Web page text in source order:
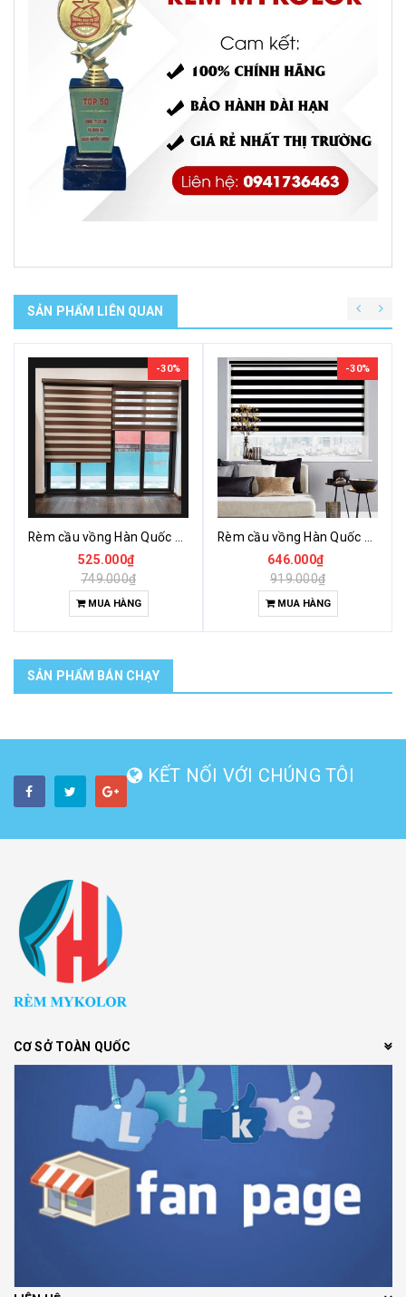
SẢN PHẨM LIÊN QUAN
-30%
525.000₫
749.000₫
MUA HÀNG
-30%
646.000₫
919.000₫
MUA HÀNG
SẢN PHẨM BÁN CHẠY
KẾT NỐI VỚI CHÚNG TÔI
CƠ SỞ TOÀN QUỐC